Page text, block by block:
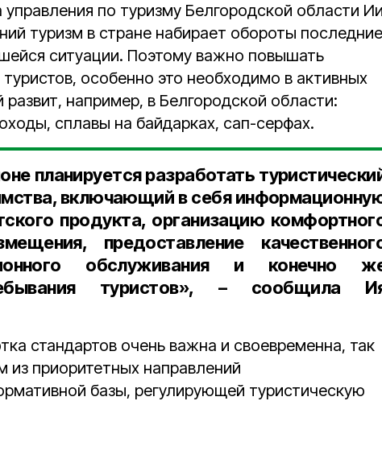
по туризму Белгородской области Ии
туризм в стране набирает обороты последние
ситуации. Поэтому важно повышать
особенно это необходимо в активных
например, в Белгородской области:
сплавы на байдарках, сап-серфах.
планируется разработать
включающий в себя
продукта, организацию
предоставление
обслуживания и конечно
туристов», – сообщила
стандартов очень важна и своевременна, так
из приоритетных направлений
базы, регулирующей туристическую